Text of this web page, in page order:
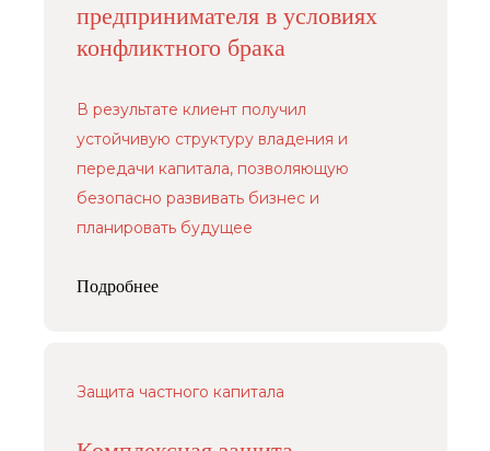
предпринимателя в условиях
конфликтного брака
В результате клиент получил
устойчивую структуру владения и
передачи капитала, позволяющую
безопасно развивать бизнес и
планировать будущее
Подробнее
Защита частного капитала